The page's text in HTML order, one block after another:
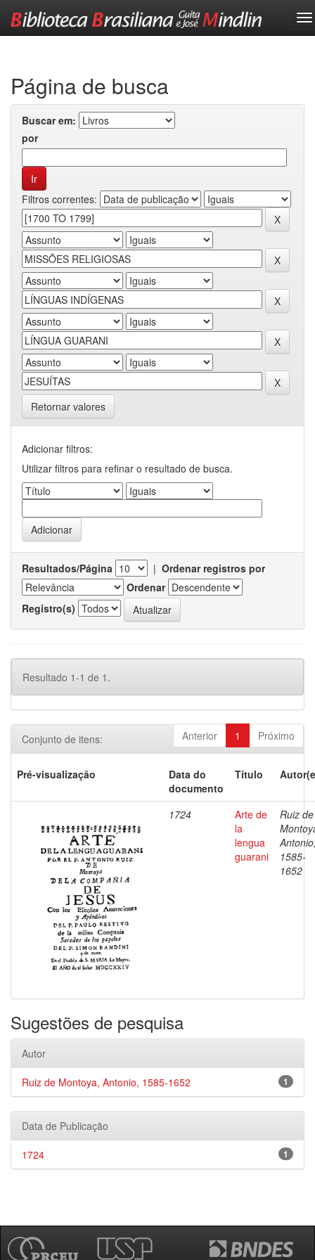
Página de busca
Buscar em:
por
Filtros correntes:
Retornar valores
Adicionar filtros:
Utilizar filtros para refinar o resultado de busca.
Resultados/Página | Ordenar registros por
Ordenar
Registro(s)
Resultado 1-1 de 1.
Anterior 1 Próximo
Conjunto de itens:
Pré-visualização
Data do
documento
Título
1724
Arte de
la
lengua
guarani
Ruiz de
1585-
1652
Sugestões de pesquisa
Autor
1
Ruiz de Montoya, Antonio, 1585-1652
Data de Publicação
1
1724